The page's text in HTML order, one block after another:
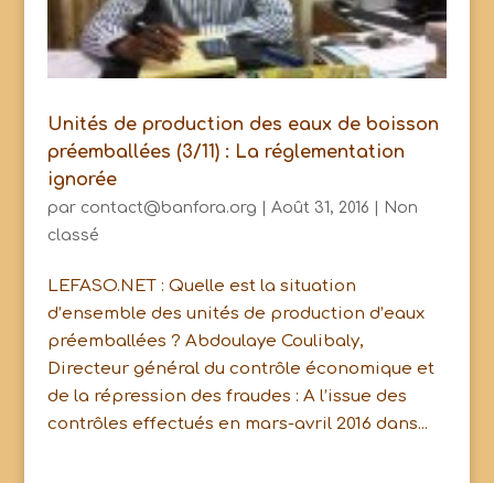
Unités de production des eaux de boisson
préemballées (3/11) : La réglementation
ignorée
par contact@banfora.org Août 31, 2016
Non
classé
LEFASO.NET : Quelle est la situation
d’ensemble des unités de production d’eaux
préemballées ? Abdoulaye Coulibaly,
Directeur général du contrôle économique et
de la répression des fraudes : A l’issue des
contrôles effectués en mars-avril 2016 dans...